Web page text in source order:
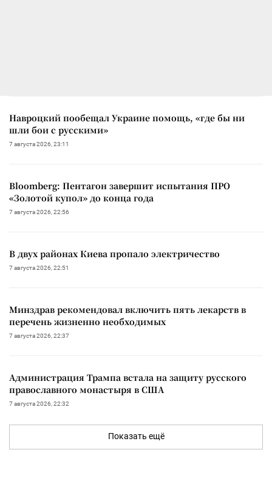
Навроцкий пообещал Украине помощь, «где бы ни
шли бои с русскими»
7 августа 2026, 23:11
Bloomberg: Пентагон завершит испытания ПРО
«Золотой купол» до конца года
7 августа 2026, 22:56
В двух районах Киева пропало электричество
7 августа 2026, 22:51
Минздрав рекомендовал включить пять лекарств в
перечень жизненно необходимых
7 августа 2026, 22:37
Администрация Трампа встала на защиту русского
православного монастыря в США
7 августа 2026, 22:32
Показать ещё